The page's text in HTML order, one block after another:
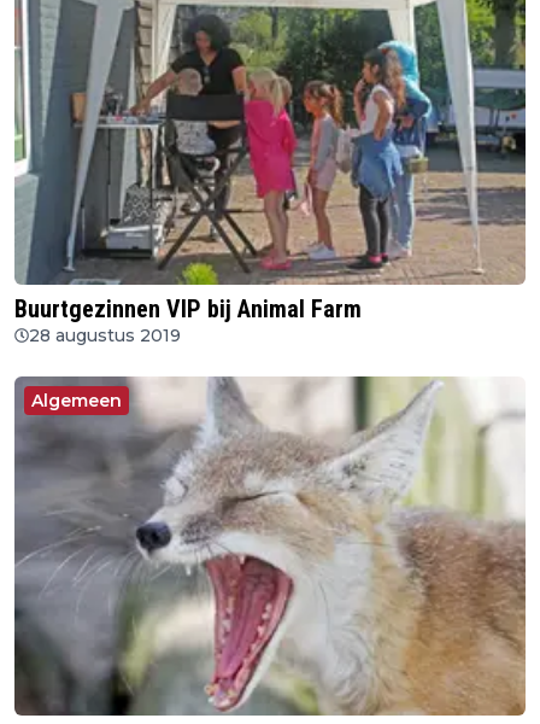
Buurtgezinnen VIP bij Animal Farm
28 augustus 2019
Algemeen